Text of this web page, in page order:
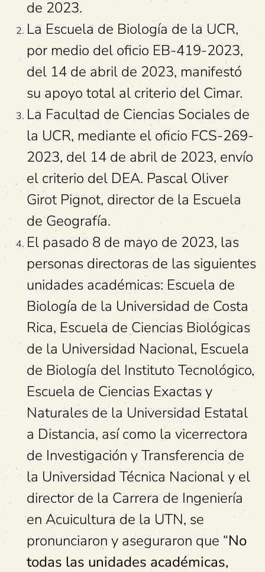
de 2023.
La Escuela de Biología de la UCR,
por medio del oficio EB-419-2023,
del 14 de abril de 2023, manifestó
su apoyo total al criterio del Cimar.
La Facultad de Ciencias Sociales de
la UCR, mediante el oficio FCS-269-
2023, del 14 de abril de 2023, envío
el criterio del DEA. Pascal Oliver
Girot Pignot, director de la Escuela
de Geografía.
El pasado 8 de mayo de 2023, las
personas directoras de las siguientes
unidades académicas: Escuela de
Biología de la Universidad de Costa
Rica, Escuela de Ciencias Biológicas
de la Universidad Nacional, Escuela
de Biología del Instituto Tecnológico,
Escuela de Ciencias Exactas y
Naturales de la Universidad Estatal
a Distancia, así como la vicerrectora
de Investigación y Transferencia de
la Universidad Técnica Nacional y el
director de la Carrera de Ingeniería
en Acuicultura de la UTN, se
pronunciaron y aseguraron que “No
todas las unidades académicas,